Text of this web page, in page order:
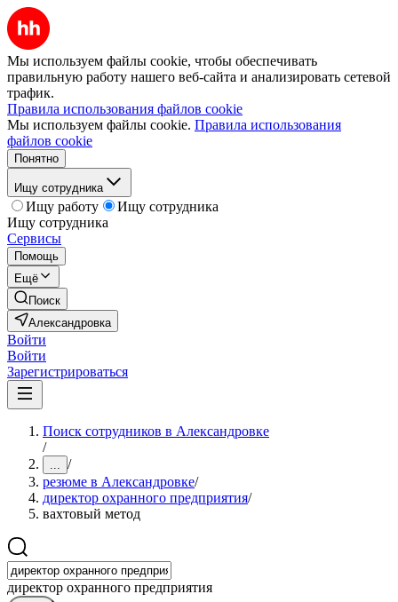
Мы используем файлы cookie, чтобы обеспечивать
правильную работу нашего веб-сайта и анализировать сетевой
трафик.
Правила использования файлов cookie
Мы используем файлы cookie. Правила использования
файлов cookie
Понятно
Ищу сотрудника
Ищу работу
Ищу сотрудника
Ищу сотрудника
Сервисы
Помощь
Ещё
Поиск
Александровка
Войти
Войти
Зарегистрироваться
Поиск сотрудников в Александровке
/
... /
резюме в Александровке/
директор охранного предприятия/
вахтовый метод
директор охранного предприятия